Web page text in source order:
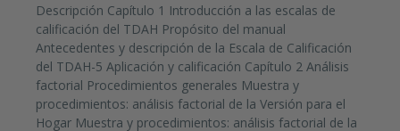
Descripción Capítulo 1 Introducción a las escalas de
calificación del TDAH Propósito del manual
Antecedentes y descripción de la Escala de Calificación
del TDAH-5 Aplicación y calificación Capítulo 2 Análisis
factorial Procedimientos generales Muestra y
procedimientos: análisis factorial de la Versión para el
Hogar Muestra y procedimientos: análisis factorial de la